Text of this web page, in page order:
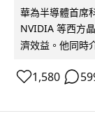
華為半導體首席
NVIDIA 等西方
濟效益。他同時
1,580